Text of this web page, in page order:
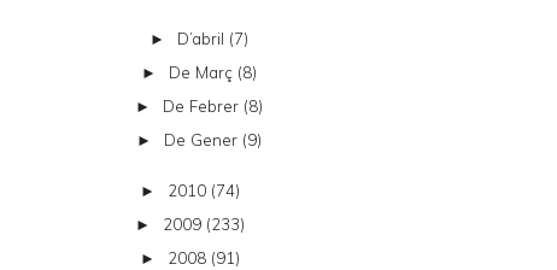
► D’abril (7)
► De Març (8)
► De Febrer (8)
► De Gener (9)
► 2010 (74)
► 2009 (233)
► 2008 (91)